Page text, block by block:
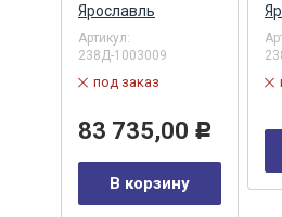
Ярославль
Артикул:
238Д-1003009
под заказ
83 735,00 Р
В корзину